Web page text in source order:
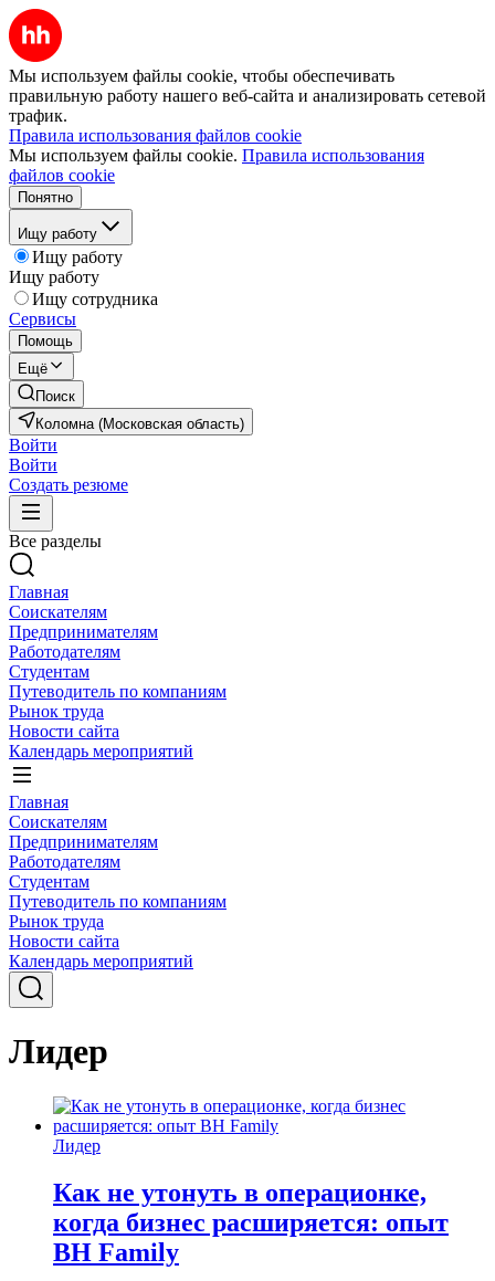
Мы используем файлы cookie, чтобы обеспечивать
правильную работу нашего веб-сайта и анализировать сетевой
трафик.
Правила использования файлов cookie
Мы используем файлы cookie. Правила использования
файлов cookie
Понятно
Ищу работу
Ищу работу
Ищу работу
Ищу сотрудника
Сервисы
Помощь
Ещё
Поиск
Коломна (Московская область)
Войти
Войти
Создать резюме
Все разделы
Главная
Соискателям
Предпринимателям
Работодателям
Студентам
Путеводитель по компаниям
Рынок труда
Новости сайта
Календарь мероприятий
Главная
Соискателям
Предпринимателям
Работодателям
Студентам
Путеводитель по компаниям
Рынок труда
Новости сайта
Календарь мероприятий
Лидер
Лидер
Как не утонуть в операционке,
когда бизнес расширяется: опыт
BH Family